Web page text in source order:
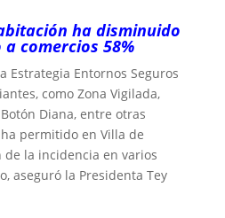
ha disminuido
a comercios 58%
Estrategia Entornos Seguros
como Zona Vigilada,
Diana, entre otras
permitido en Villa de
la incidencia en varios
aseguró la Presidenta Tey